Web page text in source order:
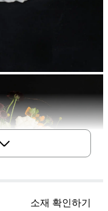
소재 확인하기